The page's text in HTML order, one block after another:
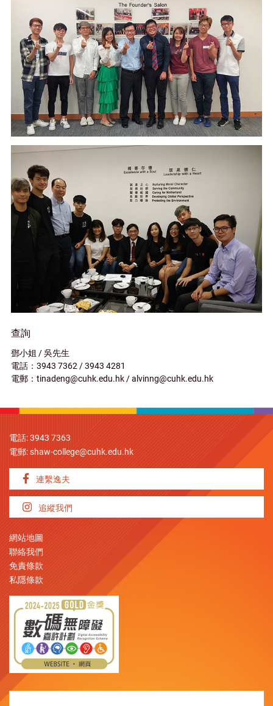
查詢
鄧小姐 / 吳先生
電話：3943 7362 / 3943 4281
電郵：tinadeng@cuhk.edu.hk / alvinng@cuhk.edu.hk
電話: 3943 7363
電郵:shaw-college@cuhk.edu.hk
連繫逸夫
追縱我們
網站地圖
聯絡我們
免責條款
私隱條款